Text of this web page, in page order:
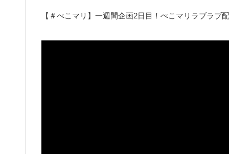
【＃ぺこマリ】一週間企画2日目！ぺこマリラブラブ